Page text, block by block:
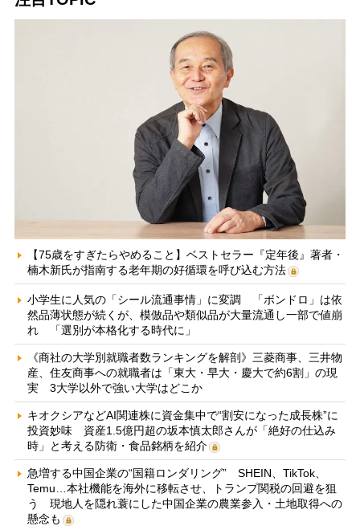
【75歳をすぎたらやめること】ベストセラー『定年後』著者・
楠木新氏が指南する老年期の好循環を呼び込む方法
小学生に人気の「シール流通事情」に変調 「ボンドロ」は依
然品薄状態が続くが、模倣品や類似品が大量流通し一部で値崩
れ 「選別が本格化する時代に」
《商社の大学別就職者数ランキングを解剖》三菱商事、三井物
産、住友商事への就職者は「東大・早大・慶大で約6割」の現
実 3大学以外で強い大学はどこか
キオクシアなどAI関連株に資金集中で“割安になった成長株”に
投資妙味 資産1.5億円超の坂本慎太郎さんが「絶好の仕込み
時」と考える防衛・食品銘柄を紹介
急増する中国企業の“国籍ロンダリング” SHEIN、TikTok、
Temu…本社機能を海外に移転させ、トランプ関税の回避を狙
う 現地人を隠れ蓑にした中国企業の農業参入・土地取得への
懸念も